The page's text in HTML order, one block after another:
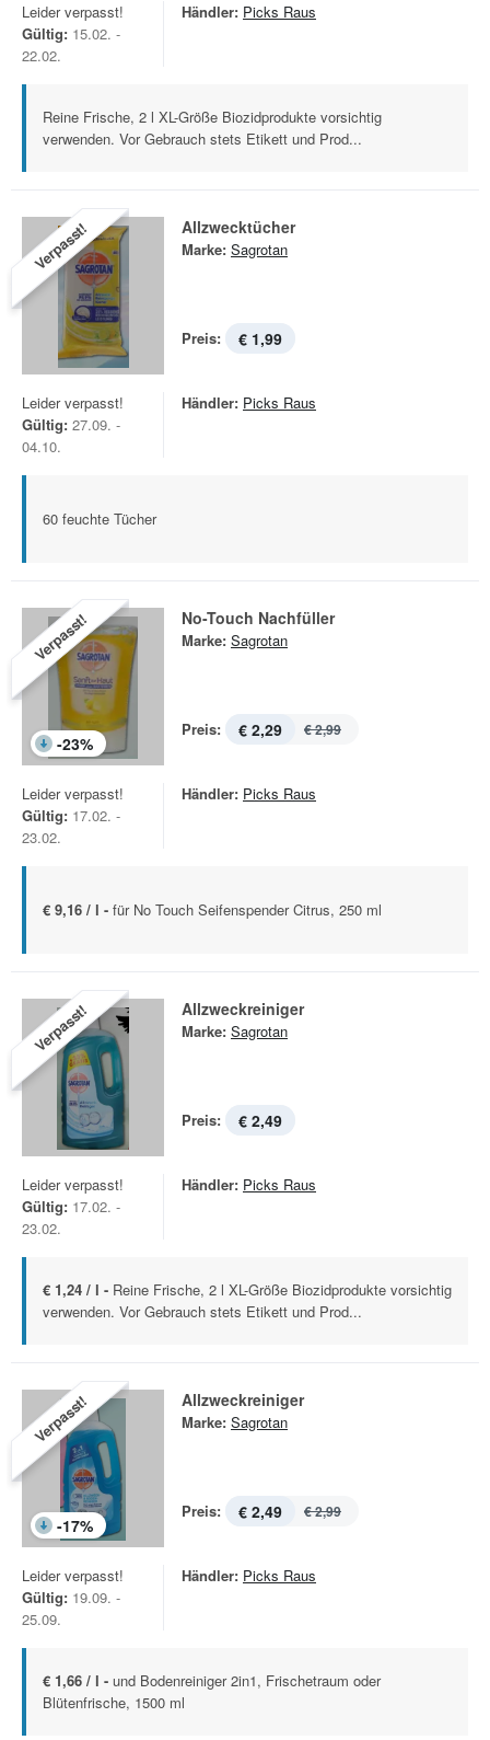
Leider verpasst!
Gültig: 15.02. -
22.02.
Händler: Picks Raus
Reine Frische, 2 l XL-Größe Biozidprodukte vorsichtig
verwenden. Vor Gebrauch stets Etikett und Prod...
Verpasst! Allzwecktücher
Marke: Sagrotan
Preis: € 1,99
Leider verpasst!
Gültig: 27.09. -
04.10.
Händler: Picks Raus
60 feuchte Tücher
Verpasst!
-23%
No-Touch Nachfüller
Marke: Sagrotan
Preis: € 2,29 € 2,99
Leider verpasst!
Gültig: 17.02. -
23.02.
Händler: Picks Raus
€ 9,16 / l - für No Touch Seifenspender Citrus, 250 ml
Verpasst! Allzweckreiniger
Marke: Sagrotan
Preis: € 2,49
Leider verpasst!
Gültig: 17.02. -
23.02.
Händler: Picks Raus
€ 1,24 / l - Reine Frische, 2 l XL-Größe Biozidprodukte vorsichtig
verwenden. Vor Gebrauch stets Etikett und Prod...
Verpasst!
-17%
Allzweckreiniger
Marke: Sagrotan
Preis: € 2,49 € 2,99
Leider verpasst!
Gültig: 19.09. -
25.09.
Händler: Picks Raus
€ 1,66 / l - und Bodenreiniger 2in1, Frischetraum oder
Blütenfrische, 1500 ml